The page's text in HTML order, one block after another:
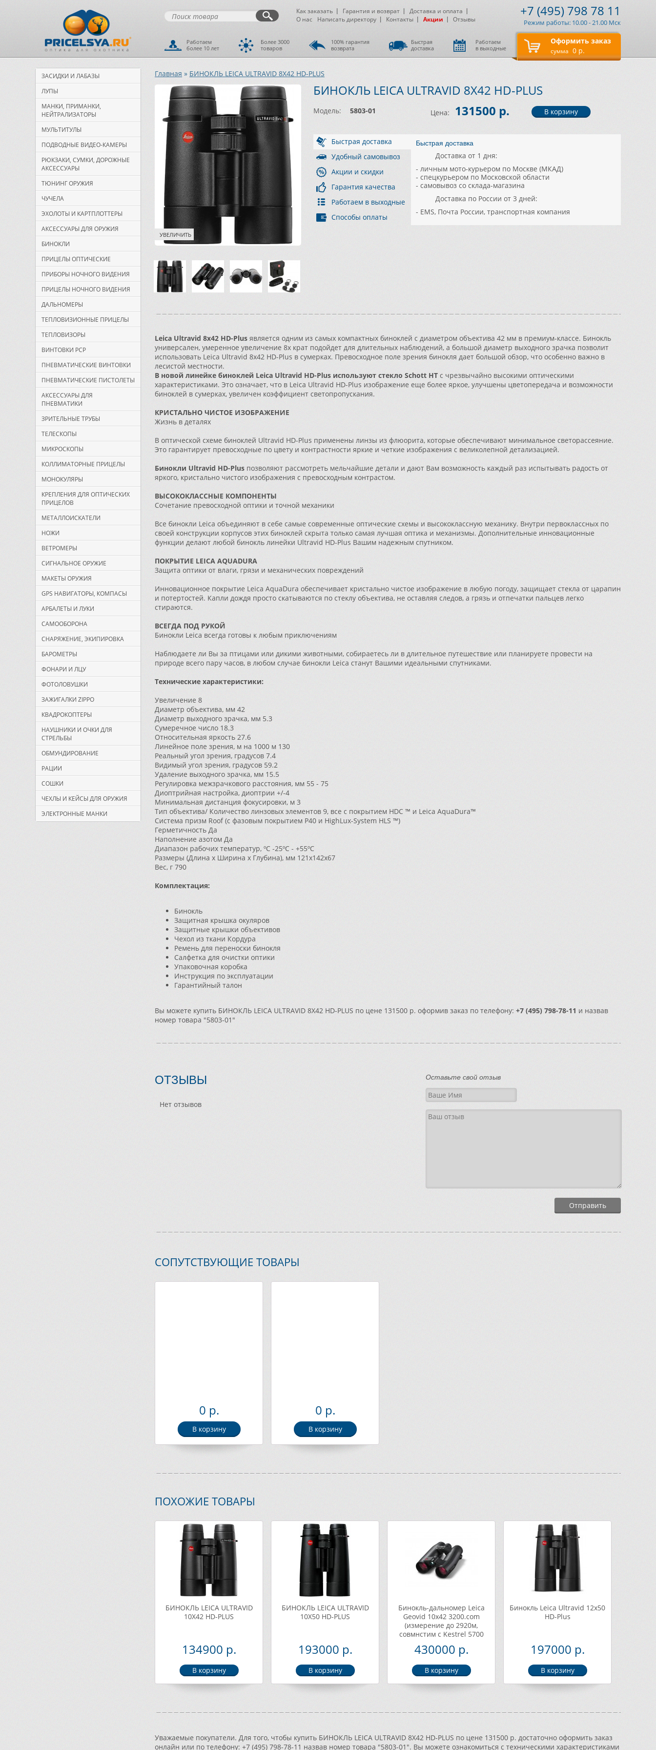
Оформить заказ
сумма 0 р.
Как заказать Гарантия и возврат
Доставка и оплата
О нас
Написать директору Контакты Акции Отзывы
+7 (495) 798 78 11
Режим работы: 10.00 - 21.00 Мск
Работаем
более 10 лет
Более 3000
товаров
100% гарантия
возврата
Быстрая
доставка
Работаем
в выходные
ЗАСИДКИ И ЛАБАЗЫ
ЛУПЫ
МАНКИ, ПРИМАНКИ,
НЕЙТРАЛИЗАТОРЫ
МУЛЬТИТУЛЫ
ПОДВОДНЫЕ ВИДЕО-КАМЕРЫ
РЮКЗАКИ, СУМКИ, ДОРОЖНЫЕ
АКСЕССУАРЫ
ТЮНИНГ ОРУЖИЯ
ЧУЧЕЛА
ЭХОЛОТЫ И КАРТПЛОТТЕРЫ
АКСЕССУАРЫ ДЛЯ ОРУЖИЯ
БИНОКЛИ
ПРИЦЕЛЫ ОПТИЧЕСКИЕ
ПРИБОРЫ НОЧНОГО ВИДЕНИЯ
ПРИЦЕЛЫ НОЧНОГО ВИДЕНИЯ
ДАЛЬНОМЕРЫ
ТЕПЛОВИЗИОННЫЕ ПРИЦЕЛЫ
ТЕПЛОВИЗОРЫ
ВИНТОВКИ PCP
ПНЕВМАТИЧЕСКИЕ ВИНТОВКИ
ПНЕВМАТИЧЕСКИЕ ПИСТОЛЕТЫ
АКСЕССУАРЫ ДЛЯ
ПНЕВМАТИКИ
ЗРИТЕЛЬНЫЕ ТРУБЫ
ТЕЛЕСКОПЫ
МИКРОСКОПЫ
КОЛЛИМАТОРНЫЕ ПРИЦЕЛЫ
МОНОКУЛЯРЫ
КРЕПЛЕНИЯ ДЛЯ ОПТИЧЕСКИХ
ПРИЦЕЛОВ
МЕТАЛЛОИСКАТЕЛИ
НОЖИ
ВЕТРОМЕРЫ
СИГНАЛЬНОЕ ОРУЖИЕ
МАКЕТЫ ОРУЖИЯ
GPS НАВИГАТОРЫ, КОМПАСЫ
АРБАЛЕТЫ И ЛУКИ
САМООБОРОНА
СНАРЯЖЕНИЕ, ЭКИПИРОВКА
БАРОМЕТРЫ
ФОНАРИ И ЛЦУ
ФОТОЛОВУШКИ
ЗАЖИГАЛКИ ZIPPO
КВАДРОКОПТЕРЫ
НАУШНИКИ И ОЧКИ ДЛЯ
СТРЕЛЬБЫ
ОБМУНДИРОВАНИЕ
РАЦИИ
СОШКИ
ЧЕХЛЫ И КЕЙСЫ ДЛЯ ОРУЖИЯ
ЭЛЕКТРОННЫЕ МАНКИ
Главная » БИНОКЛЬ LEICA ULTRAVID 8X42 HD-PLUS
УВЕЛИЧИТЬ
БИНОКЛЬ LEICA ULTRAVID 8X42 HD-PLUS
Модель: 5803-01 Цена: 131500 р.
Быстрая доставка
Удобный самовывоз
Акции и скидки
Гарантия качества
Работаем в выходные
Способы оплаты
Быстрая доставка
Доставка от 1 дня:
- личным мото-курьером по Москве (МКАД)
- спецкурьером по Московской области
- самовывоз со склада-магазина
Доставка по России от 3 дней:
- EMS, Почта России, транспортная компания
Leica Ultravid 8х42 HD-Plus является одним из самых компактных биноклей с диаметром объектива 42 мм в премиум-классе. Бинокль
универсален, умеренное увеличение 8х крат подойдет для длительных наблюдений, а большой диаметр выходного зрачка позволит
использовать Leica Ultravid 8х42 HD-Plus в сумерках. Превосходное поле зрения бинокля дает большой обзор, что особенно важно в
лесистой местности.
В новой линейке биноклей Leica Ultravid HD-Plus используют стекло Schott HT с чрезвычайно высокими оптическими
характеристиками. Это означает, что в Leica Ultravid HD-Plus изображение еще более яркое, улучшены цветопередача и возможности
биноклей в сумерках, увеличен коэффициент светопропускания.
КРИСТАЛЬНО ЧИСТОЕ ИЗОБРАЖЕНИЕ
Жизнь в деталях
В оптической схеме биноклей Ultravid HD-Plus применены линзы из флюорита, которые обеспечивают минимальное светорассеяние.
Это гарантирует превосходные по цвету и контрастности яркие и четкие изображения с великолепной детализацией.
Бинокли Ultravid HD-Plus позволяют рассмотреть мельчайшие детали и дают Вам возможность каждый раз испытывать радость от
яркого, кристально чистого изображения с превосходным контрастом.
ВЫСОКОКЛАССНЫЕ КОМПОНЕНТЫ
Сочетание превосходной оптики и точной механики
Все бинокли Leica объединяют в себе самые современные оптические схемы и высококлассную механику. Внутри первоклассных по
своей конструкции корпусов этих биноклей скрыта только самая лучшая оптика и механизмы. Дополнительные инновационные
функции делают любой бинокль линейки Ultravid HD-Plus Вашим надежным спутником.
ПОКРЫТИЕ LEICA AQUADURA
Защита оптики от влаги, грязи и механических повреждений
Инновационное покрытие Leica AquaDura обеспечивает кристально чистое изображение в любую погоду, защищает стекла от царапин
и потертостей. Капли дождя просто скатываются по стеклу объектива, не оставляя следов, а грязь и отпечатки пальцев легко
стираются.
ВСЕГДА ПОД РУКОЙ
Бинокли Leica всегда готовы к любым приключениям
Наблюдаете ли Вы за птицами или дикими животными, собираетесь ли в длительное путешествие или планируете провести на
природе всего пару часов, в любом случае бинокли Leica станут Вашими идеальными спутниками.
Технические характеристики:
Увеличение 8
Диаметр объектива, мм 42
Диаметр выходного зрачка, мм 5.3
Сумеречное число 18.3
Относительная яркость 27.6
Линейное поле зрения, м на 1000 м 130
Реальный угол зрения, градусов 7.4
Видимый угол зрения, градусов 59.2
Удаление выходного зрачка, мм 15.5
Регулировка межзрачкового расстояния, мм 55 - 75
Диоптрийная настройка, диоптрии +/-4
Минимальная дистанция фокусировки, м 3
Тип объектива/ Количество линзовых элементов 9, все с покрытием HDC ™ и Leica AquaDura™
Система призм Roof (с фазовым покрытием P40 и HighLux-System HLS ™)
Герметичность Да
Наполнение азотом Да
Диапазон рабочих температур, ºС -25ºC - +55ºC
Размеры (Длина x Ширина x Глубина), мм 121x142x67
Вес, г 790
Комплектация:
Бинокль
Защитная крышка окуляров
Защитные крышки объективов
Чехол из ткани Кордура
Ремень для переноски бинокля
Салфетка для очистки оптики
Упаковочная коробка
Инструкция по эксплуатации
Гарантийный талон
Вы можете купить БИНОКЛЬ LEICA ULTRAVID 8X42 HD-PLUS по цене 131500 р. оформив заказ по телефону: +7 (495) 798-78-11 и назвав
номер товара "5803-01"
ОТЗЫВЫ
Нет отзывов
Оставьте свой отзыв
Отправить
СОПУТСТВУЮЩИЕ ТОВАРЫ
0 р.
В корзину
0 р.
В корзину
ПОХОЖИЕ ТОВАРЫ
БИНОКЛЬ LEICA ULTRAVID
10X42 HD-PLUS
134900 р.
БИНОКЛЬ LEICA ULTRAVID
10X50 HD-PLUS
193000 р.
Бинокль-дальномер Leica
Geovid 10x42 3200.com
(измерение до 2920м,
совмнстим с Kestrel 5700
430000 р.
Бинокль Leica Ultravid 12x50
HD-Plus
197000 р.
Уважаемые покупатели. Для того, чтобы купить БИНОКЛЬ LEICA ULTRAVID 8X42 HD-PLUS по цене 131500 р. достаточно оформить заказ
онлайн или по телефону: +7 (495) 798-78-11 назвав номер товара "5803-01". Вы можете ознакомиться с техническими характеристиками